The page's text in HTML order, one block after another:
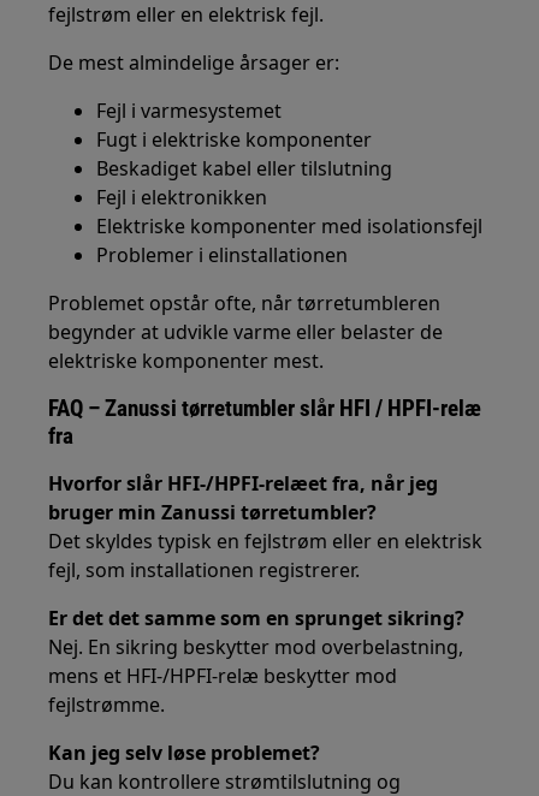
fejlstrøm eller en elektrisk fejl.
De mest almindelige årsager er:
Fejl i varmesystemet
Fugt i elektriske komponenter
Beskadiget kabel eller tilslutning
Fejl i elektronikken
Elektriske komponenter med isolationsfejl
Problemer i elinstallationen
Problemet opstår ofte, når tørretumbleren
begynder at udvikle varme eller belaster de
elektriske komponenter mest.
FAQ – Zanussi tørretumbler slår HFI / HPFI-relæ
fra
Hvorfor slår HFI-/HPFI-relæet fra, når jeg
bruger min Zanussi tørretumbler?
Det skyldes typisk en fejlstrøm eller en elektrisk
fejl, som installationen registrerer.
Er det det samme som en sprunget sikring?
Nej. En sikring beskytter mod overbelastning,
mens et HFI-/HPFI-relæ beskytter mod
fejlstrømme.
Kan jeg selv løse problemet?
Du kan kontrollere strømtilslutning og